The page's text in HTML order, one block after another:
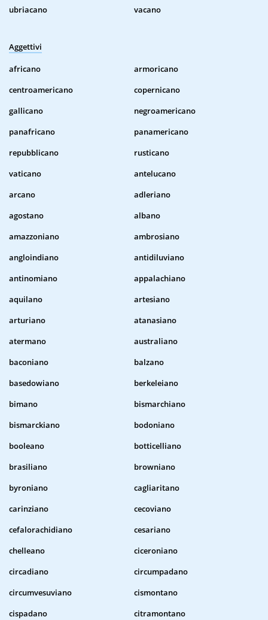
ubriacano vacano
Aggettivi
africano
armoricano
centroamericano
copernicano
gallicano
negroamericano
panafricano
panamericano
repubblicano
rusticano
vaticano
antelucano
arcano
adleriano
agostano
albano
amazzoniano
ambrosiano
angloindiano
antidiluviano
antinomiano
appalachiano
aquilano
artesiano
arturiano
atanasiano
atermano
australiano
baconiano
balzano
basedowiano
berkeleiano
bimano
bismarchiano
bismarckiano
bodoniano
booleano
botticelliano
brasiliano
browniano
byroniano
cagliaritano
carinziano
cecoviano
cefalorachidiano
cesariano
chelleano
ciceroniano
circadiano
circumpadano
circumvesuviano
cismontano
cispadano
citramontano